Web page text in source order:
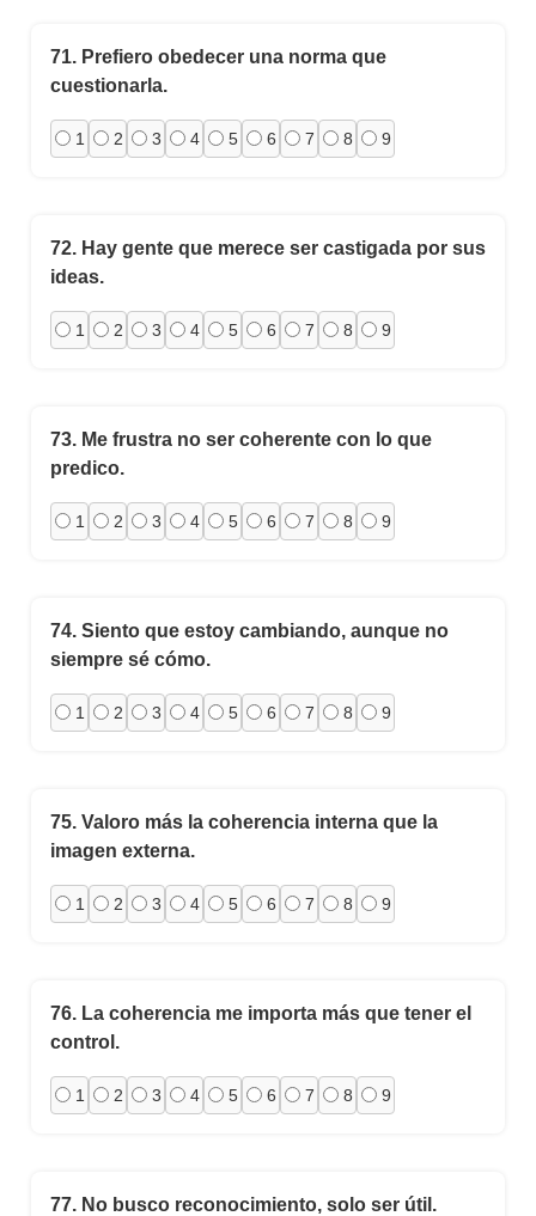
71. Prefiero obedecer una norma que
cuestionarla.
1 2 3 4 5 6 7 8 9
72. Hay gente que merece ser castigada por sus
ideas.
1 2 3 4 5 6 7 8 9
73. Me frustra no ser coherente con lo que
predico.
1 2 3 4 5 6 7 8 9
74. Siento que estoy cambiando, aunque no
siempre sé cómo.
1 2 3 4 5 6 7 8 9
75. Valoro más la coherencia interna que la
imagen externa.
1 2 3 4 5 6 7 8 9
76. La coherencia me importa más que tener el
control.
1 2 3 4 5 6 7 8 9
77. No busco reconocimiento, solo ser útil.